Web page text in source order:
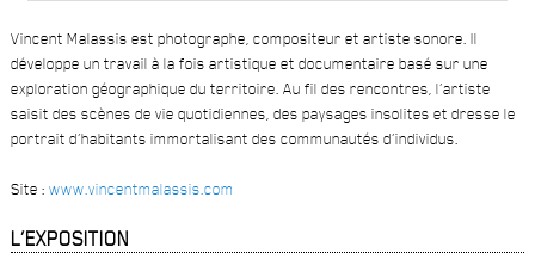
Vincent Malassis est photographe, compositeur et artiste sonore. Il
développe un travail à la fois artistique et documentaire basé sur une
exploration géographique du territoire. Au fil des rencontres, l’artiste
saisit des scènes de vie quotidiennes, des paysages insolites et dresse le
portrait d’habitants immortalisant des communautés d’individus.
Site : www.vincentmalassis.com
L’EXPOSITION